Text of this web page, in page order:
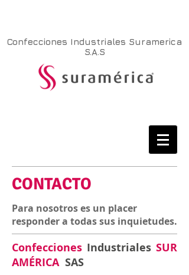
Confecciones Industriales Suramerica
S.A.S
CONTACTO
Para nosotros es un placer
responder a todas sus inquietudes.
Confecciones Industriales SUR
AMÉRICA SAS